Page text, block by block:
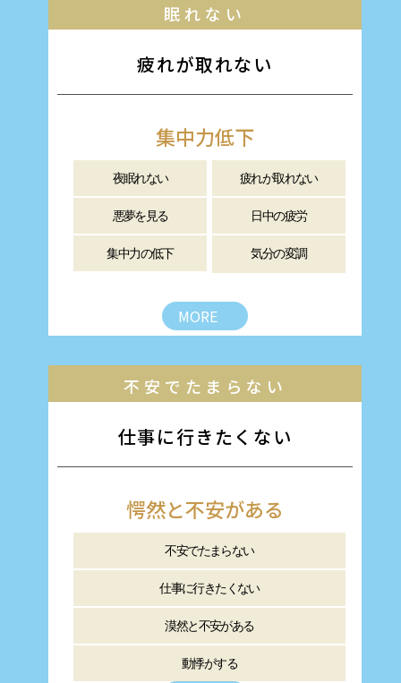
眠れない
疲れが取れない
集中力低下
夜眠れない 疲れが取れない
悪夢を見る 日中の疲労
集中力の低下 気分の変調
MORE
不安でたまらない
仕事に行きたくない
愕然と不安がある
不安でたまらない
仕事に行きたくない
漠然と不安がある
動悸がする